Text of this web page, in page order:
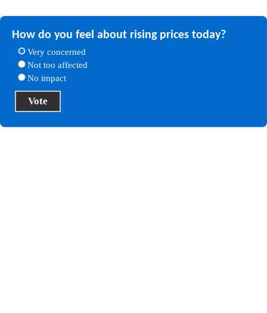
How do you feel about rising prices today?
Very concerned
Not too affected
No impact